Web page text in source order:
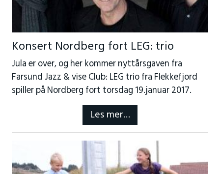
Konsert Nordberg fort LEG: trio
Jula er over, og her kommer nyttårsgaven fra
Farsund Jazz & vise Club: LEG trio fra Flekkefjord
spiller på Nordberg fort torsdag 19.januar 2017.
Les mer…